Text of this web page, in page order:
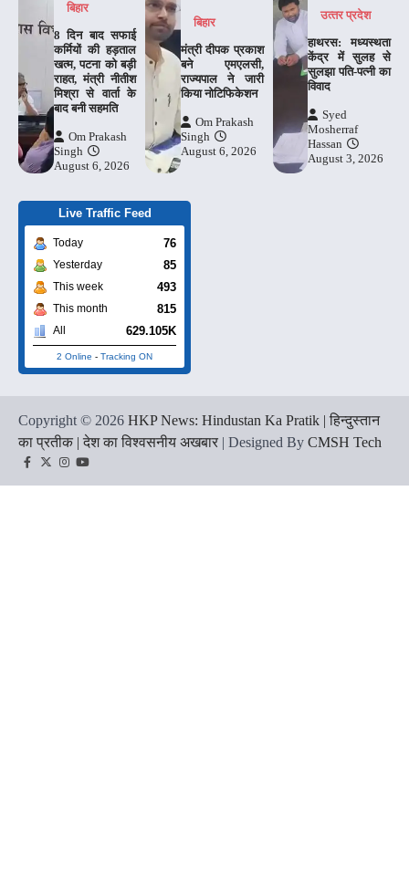
बिहार
8 दिन बाद सफाई
कर्मियों की हड़ताल
खत्म, पटना को बड़ी
राहत, मंत्री नीतीश
मिश्रा से वार्ता के
बाद बनी सहमति
Om Prakash
Singh
August 6, 2026
बिहार
मंत्री दीपक प्रकाश
बने एमएलसी,
राज्यपाल ने जारी
किया नोटिफिकेशन
Om Prakash
Singh
August 6, 2026
उत्‍तर प्रदेश
हाथरस: मध्यस्थता
केंद्र में सुलह से
सुलझा पति-पत्नी का
विवाद
Syed
Mosherraf
Hassan
August 3, 2026
Live Traffic Feed
Today 76
Yesterday 85
This week 493
This month 815
All 629.105K
2 Online - Tracking ON
Copyright © 2026 HKP News: Hindustan Ka Pratik | हिन्दुस्तान
का प्रतीक | देश का विश्वसनीय अखबार | Designed By CMSH Tech
Facebook
TwitterInstagram
YouTube